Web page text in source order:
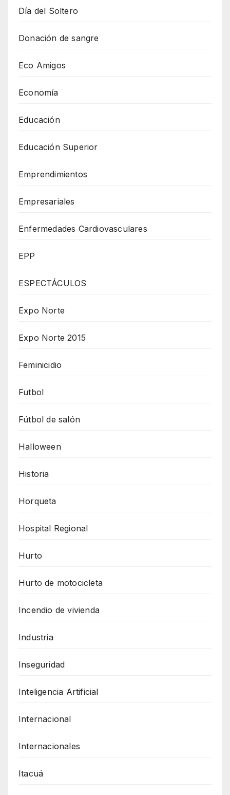
Día del Soltero
Donación de sangre
Eco Amigos
Economía
Educación
Educación Superior
Emprendimientos
Empresariales
Enfermedades Cardiovasculares
EPP
ESPECTÁCULOS
Expo Norte
Expo Norte 2015
Feminicidio
Futbol
Fútbol de salón
Halloween
Historia
Horqueta
Hospital Regional
Hurto
Hurto de motocicleta
Incendio de vivienda
Industria
Inseguridad
Inteligencia Artificial
Internacional
Internacionales
Itacuá